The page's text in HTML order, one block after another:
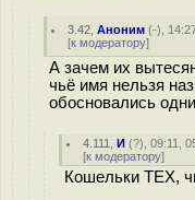
3.42 ,Аноним (-),
[к модератору]
А зачем их
чьё имя нельзя
обосновались
4.111 ,И (?), 09:11,
[к модератору]
Кошельки ТЕХ,